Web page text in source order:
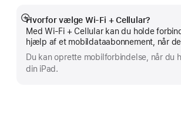
Hvorfor vælge Wi‑Fi + Cellular?
Med Wi-Fi + Cellular kan du holde
hjælp af et mobildataabonnement, når
Du kan oprette mobilforbindelse, når du
din iPad.
Vis
mere